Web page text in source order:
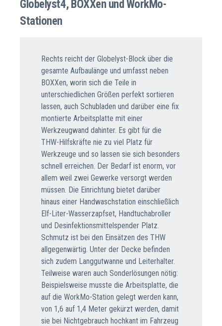
Globelyst4, BOXXen und WorkMo-
Stationen
Rechts reicht der Globelyst-Block über die
gesamte Aufbaulänge und umfasst neben
BOXXen, worin sich die Teile in
unterschiedlichen Größen perfekt sortieren
lassen, auch Schubladen und darüber eine fix
montierte Arbeitsplatte mit einer
Werkzeugwand dahinter. Es gibt für die
THW-Hilfskräfte nie zu viel Platz für
Werkzeuge und so lassen sie sich besonders
schnell erreichen. Der Bedarf ist enorm, vor
allem weil zwei Gewerke versorgt werden
müssen. Die Einrichtung bietet darüber
hinaus einer Handwaschstation einschließlich
Elf-Liter-Wasserzapfset, Handtuchabroller
und Desinfektionsmittelspender Platz.
Schmutz ist bei den Einsätzen des THW
allgegenwärtig. Unter der Decke befinden
sich zudem Langgutwanne und Leiterhalter.
Teilweise waren auch Sonderlösungen nötig:
Beispielsweise musste die Arbeitsplatte, die
auf die WorkMo-Station gelegt werden kann,
von 1,6 auf 1,4 Meter gekürzt werden, damit
sie bei Nichtgebrauch hochkant im Fahrzeug